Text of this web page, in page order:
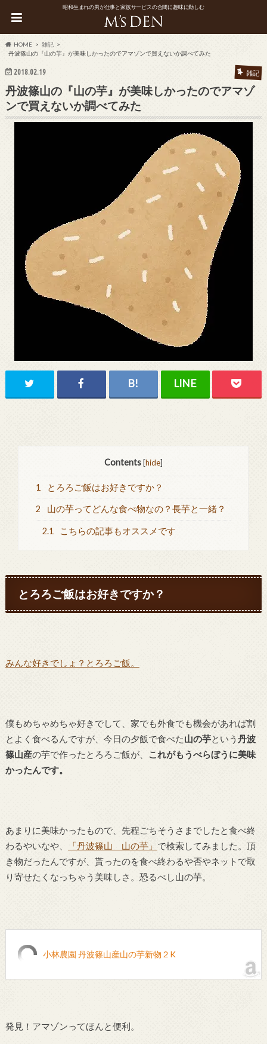
昭和生まれの男が仕事と家族サービスの合間に趣味に勤しむ
HOME
雑記
丹波篠山の『山の芋』が美味しかったのでアマゾンで買えないか調べてみた
2018.02.19 雑記
丹波篠山の『山の芋』が美味しかったのでアマゾ
ンで買えないか調べてみた
Contents [hide]
1 とろろご飯はお好きですか？
2 山の芋ってどんな食べ物なの？長芋と一緒？
2.1 こちらの記事もオススメです
とろろご飯はお好きですか？
みんな好きでしょ？とろろご飯。
僕もめちゃめちゃ好きでして、家でも外食でも機会があれば割
とよく食べるんですが、今日の夕飯で食べた山の芋という 丹波
篠山産の芋で作ったとろろご飯が、 これがもうべらぼうに美味
かったんです。
あまりに美味かったもので、先程ごちそうさまでしたと食べ終
わるやいなや、
「丹波篠山 山の芋」 で検索してみました。頂
き物だったんですが、貰ったのを食べ終わるや否やネットで取
り寄せたくなっちゃう美味しさ。恐るべし山の芋。
小林農園 丹波篠山産山の芋新物２K
発見！アマゾンってほんと便利。